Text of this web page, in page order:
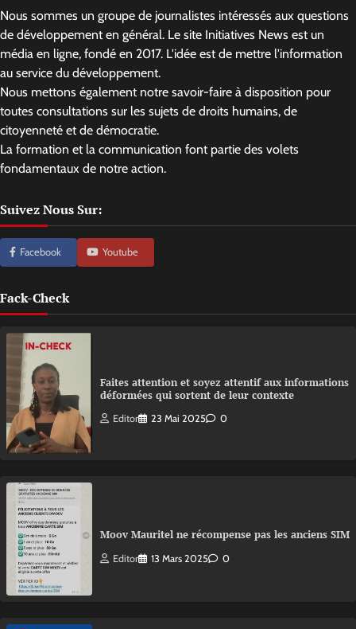
Nous sommes un groupe de journalistes intéressés aux questions
de développement en général. Le site Initiatives News est un
média en ligne, fondé en 2017. L'idée est de mettre l'information
au service du développement.
Nous mettons également notre savoir-faire à disposition pour
toutes consultations sur les sujets de droits humains, de
citoyenneté et de démocratie.
La formation et la communication font partie des volets
fondamentaux de notre action.
Suivez Nous Sur:
Facebook Youtube
Fack-Check
Faites attention et soyez attentif aux informations
déformées qui sortent de leur contexte
Editor 23 Mai 2025 0
Moov Mauritel ne récompense pas les anciens SIM
Editor 13 Mars 2025 0